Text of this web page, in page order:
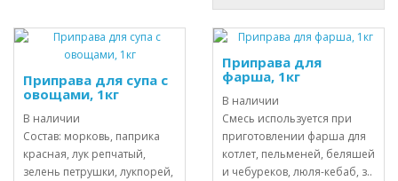
Приправа для супа с
овощами, 1кг
В наличии
Состав: морковь, паприка
красная, лук репчатый,
зелень петрушки, лукпорей,
Приправа для
фарша, 1кг
В наличии
Смесь используется при
приготовлении фарша для
котлет, пельменей, беляшей
и чебуреков, люля-кебаб, з..